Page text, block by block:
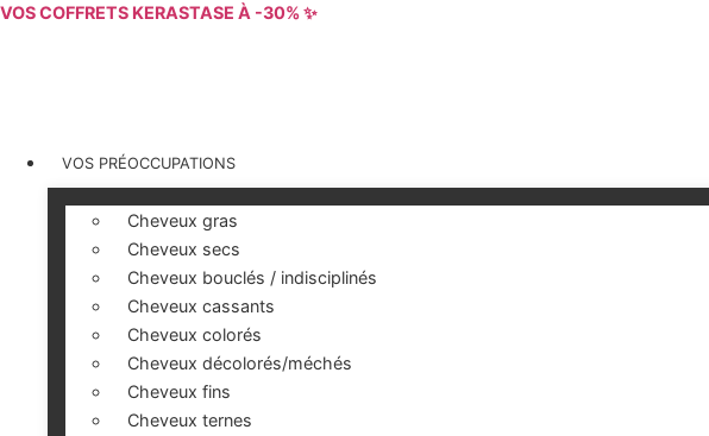
Aller
VOS COFFRETS KERASTASE À -30% ✨
VOS PRÉOCCUPATIONS
Cheveux gras
Cheveux secs
Cheveux bouclés / indisciplinés
Cheveux cassants
Cheveux colorés
Cheveux décolorés/méchés
Cheveux fins
Cheveux ternes